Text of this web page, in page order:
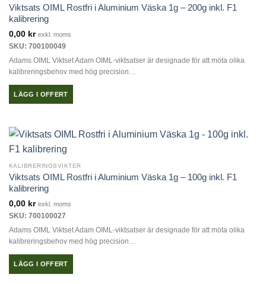
Viktsats OIML Rostfri i Aluminium Väska 1g – 200g inkl. F1
kalibrering
0,00 kr exkl. moms
SKU: 700100049
Adams OIML Viktset Adam OIML-viktsatser är designade för att möta olika
kalibreringsbehov med hög precision…
LÄGG I OFFERT
KALIBRERINGSVIKTER
Viktsats OIML Rostfri i Aluminium Väska 1g – 100g inkl. F1
kalibrering
0,00 kr exkl. moms
SKU: 700100027
Adams OIML Viktset Adam OIML-viktsatser är designade för att möta olika
kalibreringsbehov med hög precision…
LÄGG I OFFERT